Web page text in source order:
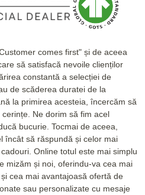
comes first" și de aceea
să satisfacă nevoile clienților
constantă a selecției de
de scăderea duratei de la
la primirea acesteia, încercăm să
Ne dorim să fim acel
bucurie. Tocmai de aceea,
încât să răspundă și celor mai
Online totul este mai simplu
mizăm și noi, oferindu-va cea mai
cea mai avantajoasă ofertă de
sau personalizate cu mesaje